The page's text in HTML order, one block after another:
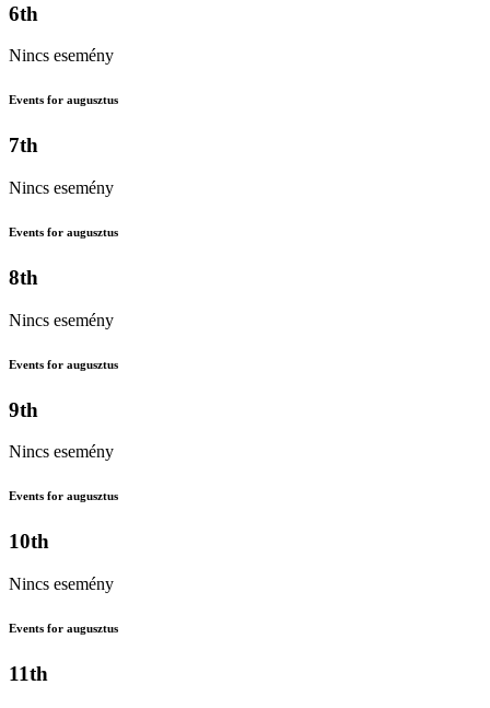
6th
Nincs esemény
Events for augusztus
7th
Nincs esemény
Events for augusztus
8th
Nincs esemény
Events for augusztus
9th
Nincs esemény
Events for augusztus
10th
Nincs esemény
Events for augusztus
11th